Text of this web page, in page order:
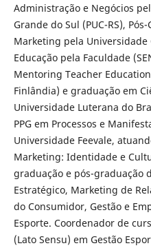
Administração e Negócios
Grande do Sul (PUC-RS),
Marketing pela Universidade
Educação pela Faculdade
Mentoring Teacher
Finlândia) e graduação em
Universidade Luterana do
PPG em Processos e
Universidade Feevale,
Marketing: Identidade e
graduação e pós-graduação
Estratégico, Marketing de
do Consumidor, Gestão e
Esporte. Coordenador de
(Lato Sensu) em Gestão